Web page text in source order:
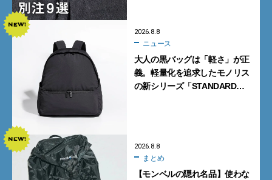
2026.8.8
ニュース
大人の黒バッグは「軽さ」が正
義。軽量化を追求したモノリス
の新シリーズ「STANDARD
2026.8.8
まとめ
【モンベルの隠れ名品】使わな